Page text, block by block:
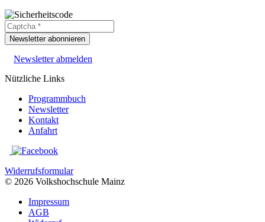
Newsletter abonnieren
Newsletter abmelden
Nützliche Links
Programmbuch
Newsletter
Kontakt
Anfahrt
Widerrufsformular
© 2026 Volkshochschule Mainz
Impressum
AGB